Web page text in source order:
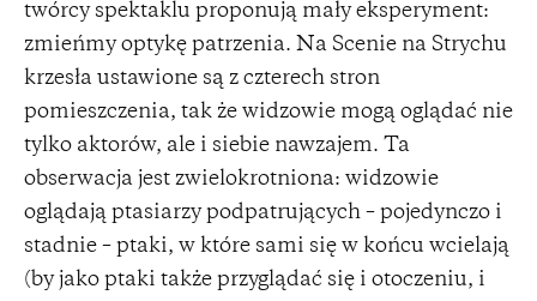
twórcy spektaklu proponują mały eksperyment:
zmieńmy optykę patrzenia. Na Scenie na Strychu
krzesła ustawione są z czterech stron
pomieszczenia, tak że widzowie mogą oglądać nie
tylko aktorów, ale i siebie nawzajem. Ta
obserwacja jest zwielokrotniona: widzowie
oglądają ptasiarzy podpatrujących – pojedynczo i
stadnie – ptaki, w które sami się w końcu wcielają
(by jako ptaki także przyglądać się i otoczeniu, i